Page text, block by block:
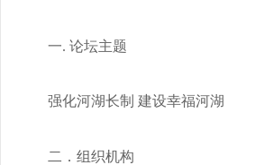
一. 论坛主题
强化河湖长制 建设幸福河湖
二．组织机构